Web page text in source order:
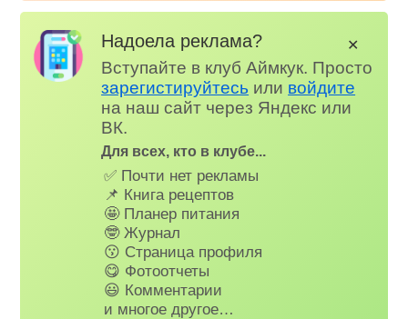
Надоела реклама?
Вступайте в клуб Аймкук. Просто
зарегистируйтесь или войдите
на наш сайт через Яндекс или
ВК.
Для всех, кто в клубе...
✅ Почти нет рекламы
📌 Книга рецептов
🤩 Планер питания
🤓 Журнал
😗 Страница профиля
😋 Фотоотчеты
😃 Комментарии
и многое другое…
✕